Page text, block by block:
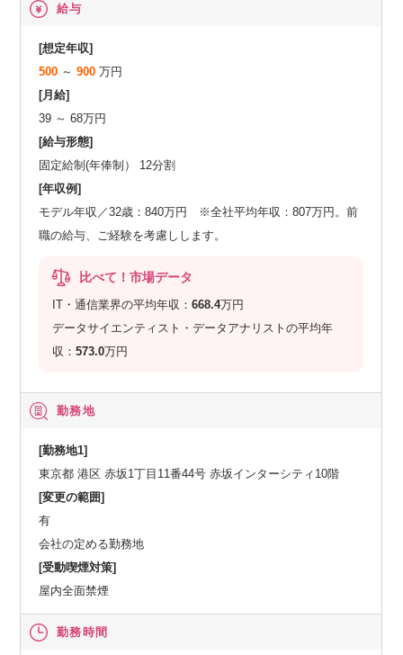
給与
[想定年収]
500 ～900 万円
[月給]
39 ～ 68万円
[給与形態]
固定給制(年俸制） 12分割
[年収例]
モデル年収／32歳：840万円 ※全社平均年収：807万円。前
職の給与、ご経験を考慮しします。
比べて！市場データ
IT・通信業界の平均年収：668.4万円
データサイエンティスト・データアナリストの平均年
収：573.0万円
勤務地
[勤務地1]
東京都 港区 赤坂1丁目11番44号 赤坂インターシティ10階
[変更の範囲]
有
会社の定める勤務地
[受動喫煙対策]
屋内全面禁煙
勤務時間